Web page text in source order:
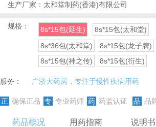
生产厂家： 太和堂制药(香港)有限公司
规格： 8s*15包(延生)
8s*15包(太和堂)
8s*36包(太和堂)
8s*15包(龙子牌)
8s*15包(神之传)
8s*15包(衍生)
服务： 广济大药房，专注于慢性疾病用药
正 确保正品 专 专业药师 药 药监认证 品 品
药品概况 用药指南 说明书